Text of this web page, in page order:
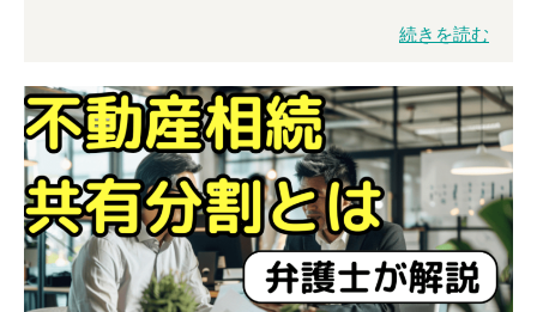
財産がどれくらいあるか知りたい
財産調査
財産調査
相続人では話し合いがまとまらない
続きを読む